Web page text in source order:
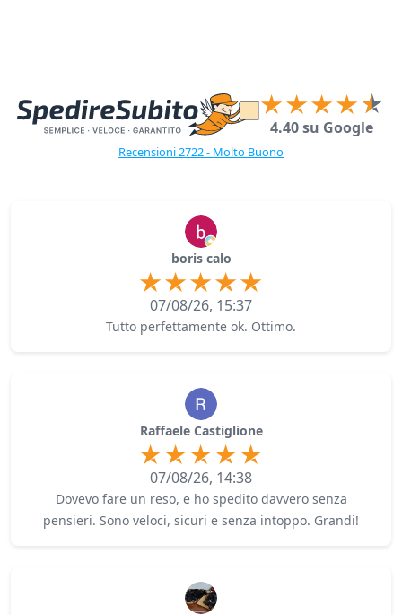
4.40 su Google
Recensioni 2722 - Molto Buono
boris calo
07/08/26, 15:37
Tutto perfettamente ok. Ottimo.
Raffaele Castiglione
07/08/26, 14:38
Dovevo fare un reso, e ho spedito davvero senza
pensieri. Sono veloci, sicuri e senza intoppo. Grandi!